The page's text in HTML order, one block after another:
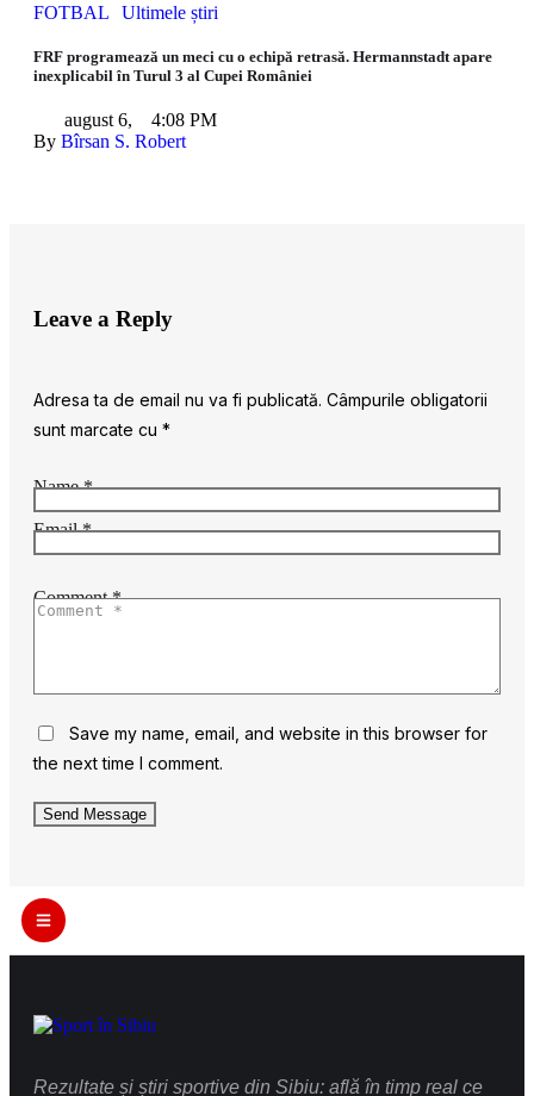
FOTBAL Ultimele știri
FRF programează un meci cu o echipă retrasă. Hermannstadt apare
inexplicabil în Turul 3 al Cupei României
august 6,
4:08 PM
By Bîrsan S. Robert
Leave a Reply
Adresa ta de email nu va fi publicată. Câmpurile obligatorii
sunt marcate cu *
Comment *
Name *
Email *
Save my name, email, and website in this browser for
the next time I comment.
Send Message
Rezultate și știri sportive din Sibiu: află în timp real ce